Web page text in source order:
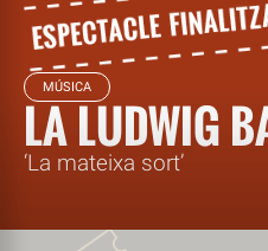
MÚSICA
LA LUDWIG
‘La mateixa sort’